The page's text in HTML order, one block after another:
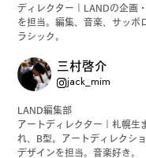
ディレクター｜LANDの企画
を担当。編集、音楽、サッポ
ラシック。
三村啓介
jack_mim
LAND編集部
アートディレクター｜札幌生
れ、B型。アートディレクシ
デザインを担当。音楽好き。